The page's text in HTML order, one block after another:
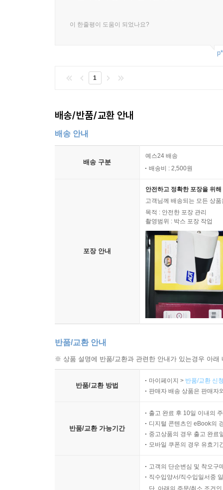
이 한줄평이 도움이 되었나요?
1
배송/반품/교환 안내
배송 안내
배송 구분
예스24 배송
배송비 : 2,500원
포장 안내
안전하고 정확한 포장을 위
고객님께 배송되는 모든 상
목적 : 안전한 포장 관리
촬영범위 : 박스 포장 작업
반품/교환 안내
※ 상품 설명에 반품/교환과 관련한 안내가 있는경우 아
반품/교환 방법
마이페이지 > 반품/교환 신
판매자 배송 상품은 판매자
반품/교환 가능기간
출고 완료 후 10일 이내의
디지털 콘텐츠인 eBook의
중고상품의 경우 출고 완료
모바일 쿠폰의 경우 유효기
고객의 단순변심 및 착오구
직수입양서/직수입일서중